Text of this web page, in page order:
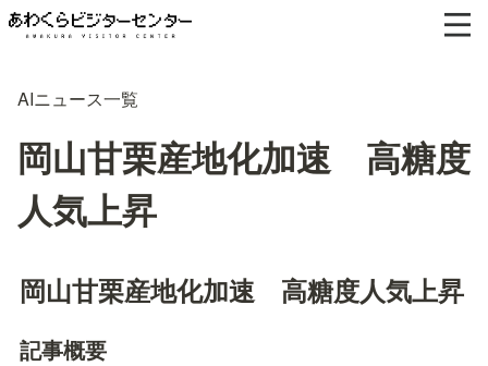
AIニュース一覧
岡山甘栗産地化加速 高糖度
人気上昇
岡山甘栗産地化加速　高糖度人気上昇
記事概要